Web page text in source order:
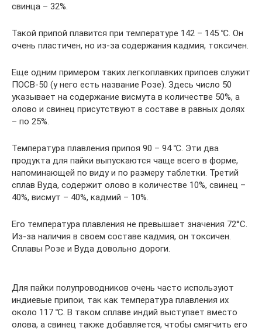
свинца – 32%.
Такой припой плавится при температуре 142 – 145 ℃. Он
очень пластичен, но из-за содержания кадмия, токсичен.
Еще одним примером таких легкоплавких припоев служит
ПОСВ-50 (у него есть название Розе). Здесь число 50
указывает на содержание висмута в количестве 50%, а
олово и свинец присутствуют в составе в равных долях
– по 25%.
Температура плавления припоя 90 – 94 ℃. Эти два
продукта для пайки выпускаются чаще всего в форме,
напоминающей по виду и по размеру таблетки. Третий
сплав Вуда, содержит олово в количестве 10%, свинец –
40%, висмут – 40%, кадмий – 10%.
Его температура плавления не превышает значения 72°С.
Из-за наличия в своем составе кадмия, он токсичен.
Сплавы Розе и Вуда довольно дороги.
Для пайки полупроводников очень часто используют
индиевые припои, так как температура плавления их
около 117 ℃. В таком сплаве индий выступает вместо
олова, а свинец также добавляется, чтобы смягчить его